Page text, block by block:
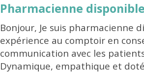
Pharmacienne
Bonjour, Je suis pharmacienne
expérience au comptoir en
communication avec les
Dynamique, empathique et